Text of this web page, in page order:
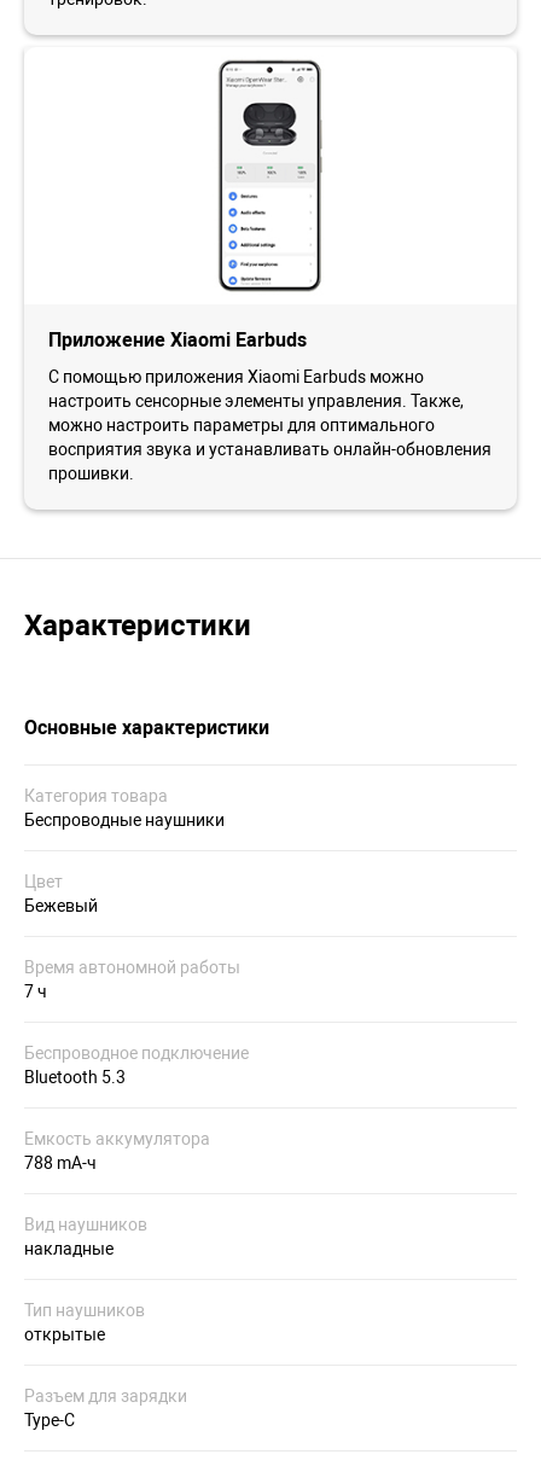
Приложение Xiaomi Earbuds
С помощью приложения Xiaomi Earbuds можно
настроить сенсорные элементы управления. Также,
можно настроить параметры для оптимального
восприятия звука и устанавливать онлайн-обновления
прошивки.
Характеристики
Основные характеристики
Категория товара
Беспроводные наушники
Цвет
Бежевый
Время автономной работы
7 ч
Беспроводное подключение
Bluetooth 5.3
Емкость аккумулятора
788 mA-ч
Вид наушников
накладные
Тип наушников
открытые
Разъем для зарядки
Type-C